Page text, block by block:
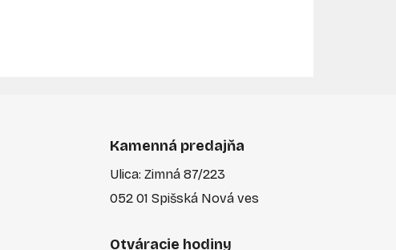
Kamenná predajňa
Ulica: Zimná 87/223
052 01 Spišská Nová ves
Otváracie hodiny